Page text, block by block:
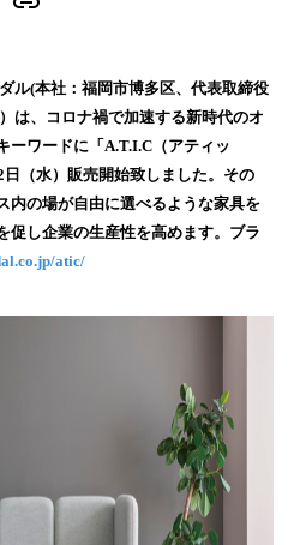
ル(本社：福岡市博多区、代表取締役
は、コロナ禍で加速する新時代のオ
ーワードに「A.T.I.C（アティッ
（水）販売開始致しました。その
内の場が自由に選べるような家具を
促し企業の生産性を高めます。ブラ
atic/